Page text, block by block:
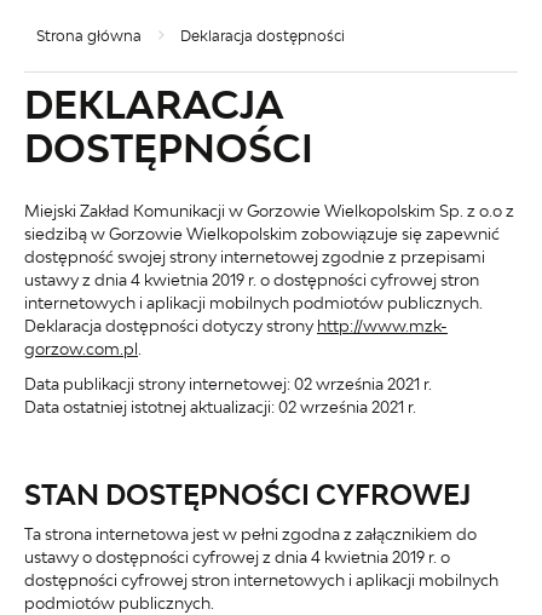
Strona główna Deklaracja dostępności
DEKLARACJA
DOSTĘPNOŚCI
Miejski Zakład Komunikacji w Gorzowie Wielkopolskim Sp. z o.o z
siedzibą w Gorzowie Wielkopolskim zobowiązuje się zapewnić
dostępność swojejstrony internetowejzgodnie z przepisami
ustawy z dnia 4 kwietnia 2019 r. o dostępności cyfrowej stron
internetowych i aplikacji mobilnych podmiotów publicznych.
Deklaracja dostępności dotyczy strony http://www.mzk-
gorzow.com.pl
Data publikacji strony internetowej:02 września 2021 r.
Data ostatniej istotnej aktualizacji:02 września 2021 r.
STAN DOSTĘPNOŚCI CYFROWEJ
Ta strona internetowa jest w pełni zgodna z załącznikiem do
ustawy o dostępności cyfrowej z dnia 4 kwietnia 2019 r. o
dostępności cyfrowej stron internetowych i aplikacji mobilnych
podmiotów publicznych.